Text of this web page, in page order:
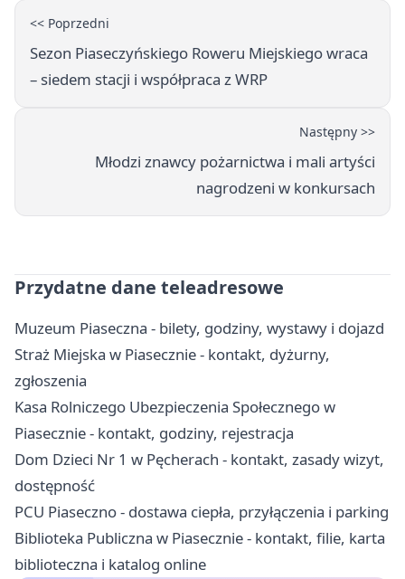
<< Poprzedni
Sezon Piaseczyńskiego Roweru Miejskiego wraca
– siedem stacji i współpraca z WRP
Następny >>
Młodzi znawcy pożarnictwa i mali artyści
nagrodzeni w konkursach
Przydatne dane teleadresowe
Muzeum Piaseczna - bilety, godziny, wystawy i dojazd
Straż Miejska w Piasecznie - kontakt, dyżurny,
zgłoszenia
Kasa Rolniczego Ubezpieczenia Społecznego w
Piasecznie - kontakt, godziny, rejestracja
Dom Dzieci Nr 1 w Pęcherach - kontakt, zasady wizyt,
dostępność
PCU Piaseczno - dostawa ciepła, przyłączenia i parking
Biblioteka Publiczna w Piasecznie - kontakt, filie, karta
biblioteczna i katalog online